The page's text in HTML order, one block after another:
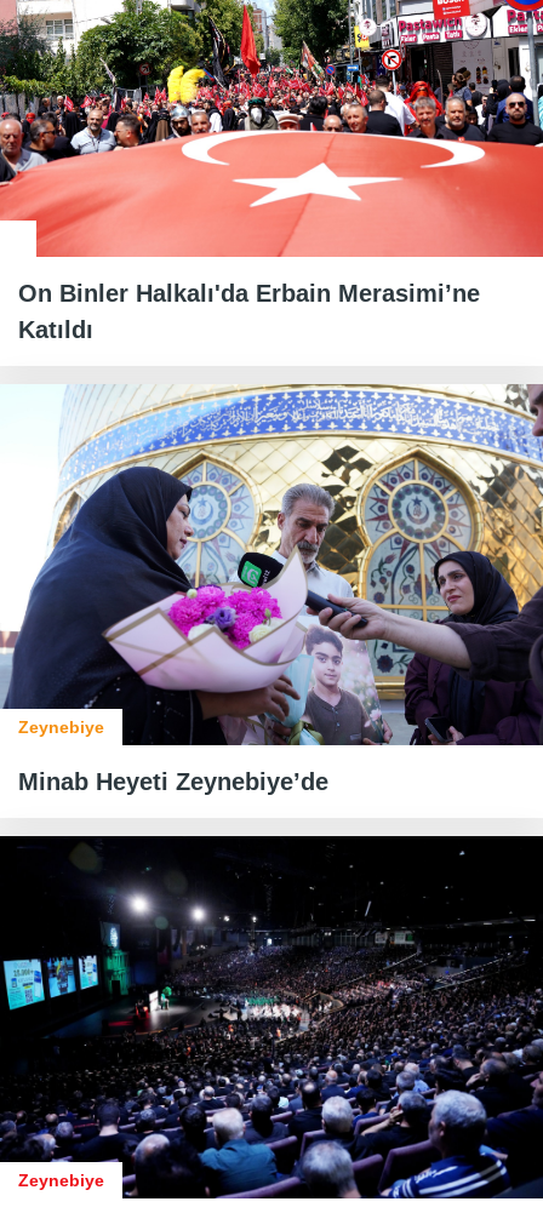
On Binler Halkalı'da Erbain Merasimi’ne
Katıldı
Zeynebiye
Minab Heyeti Zeynebiye’de
Zeynebiye